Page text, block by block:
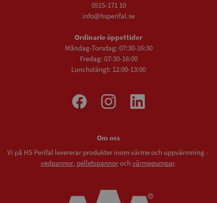
0515-171 10
info@hsperifal.se
Ordinarie öppettider
Måndag-Torsdag: 07:30-16:30
Fredag: 07:30-16:00
Lunchstängt: 12:00-13:00
Om oss
Vi på HS Perifal levererar produkter inom värme och uppvärmning -
vedpannor, pelletspannoroch värmepumpar.